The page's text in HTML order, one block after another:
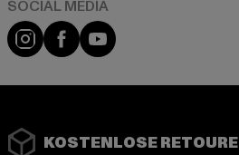
Instagram
FacebookYouTube
KOSTENLOSE RETOURE